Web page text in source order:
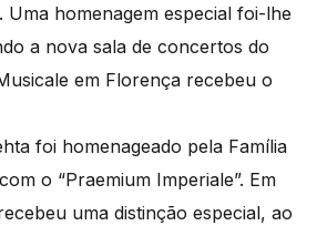
Uma homenagem especial foi-lhe
a nova sala de concertos do
em Florença recebeu o
foi homenageado pela Família
o “Praemium Imperiale”. Em
uma distinção especial, ao